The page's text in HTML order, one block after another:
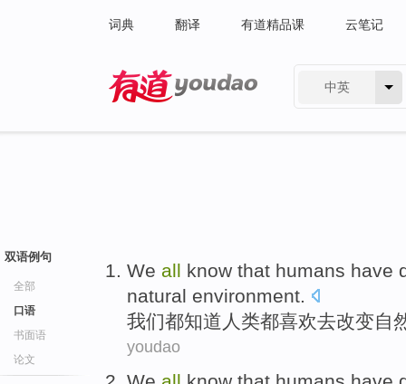
词典 翻译 有道精品课 云笔记
中英
双语例句
全部
口语
书面语
论文
We all know that humans have
natural environment.
我们都知道 人类都喜欢去改变自
youdao